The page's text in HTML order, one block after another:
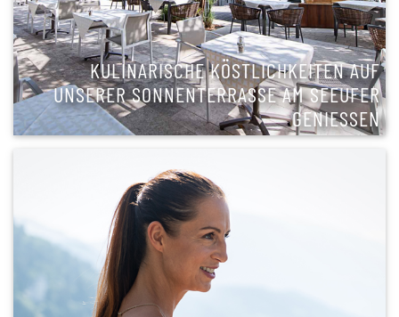
KULINARISCHE KÖSTLICHKEITEN AUF
UNSERER SONNENTERRASSE AM SEEUFER
GENIESSEN